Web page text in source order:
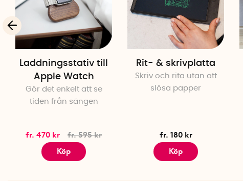
Laddningsstativ till
Apple Watch
Gör det enkelt att se
tiden från sängen
fr. 470 kr
fr. 595 kr
Köp
Rit- & skrivplatta
Skriv och rita utan att
slösa papper
fr. 180 kr
Köp